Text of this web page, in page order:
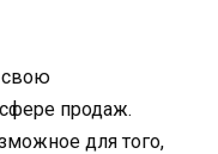
свою
продаж.
для того,